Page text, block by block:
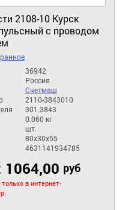
2108-10 Курск
с проводом
36942
Россия
Счетмаш
2110-3843010
301.3843
0.060 кг
шт.
80x30x55
4631141934785
1064,00 руб
в интернет-